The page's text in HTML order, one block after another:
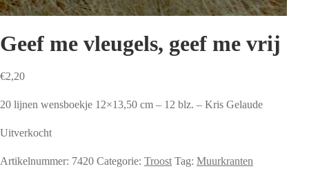
Geef me vleugels, geef me vrij
€2,20
20 lijnen wensboekje 12×13,50 cm – 12 blz. – Kris Gelaude
Uitverkocht
Artikelnummer: 7420 Categorie: Troost Tag: Muurkranten